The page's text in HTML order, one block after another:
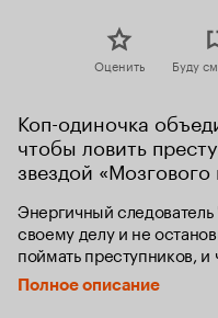
Оценить Буду
Коп-одиночка
чтобы ловить
звездой
Энергичный следователь
своему делу и не
поймать преступников,
полномочия. Из-за
расследования Ган-хо
Полное описание